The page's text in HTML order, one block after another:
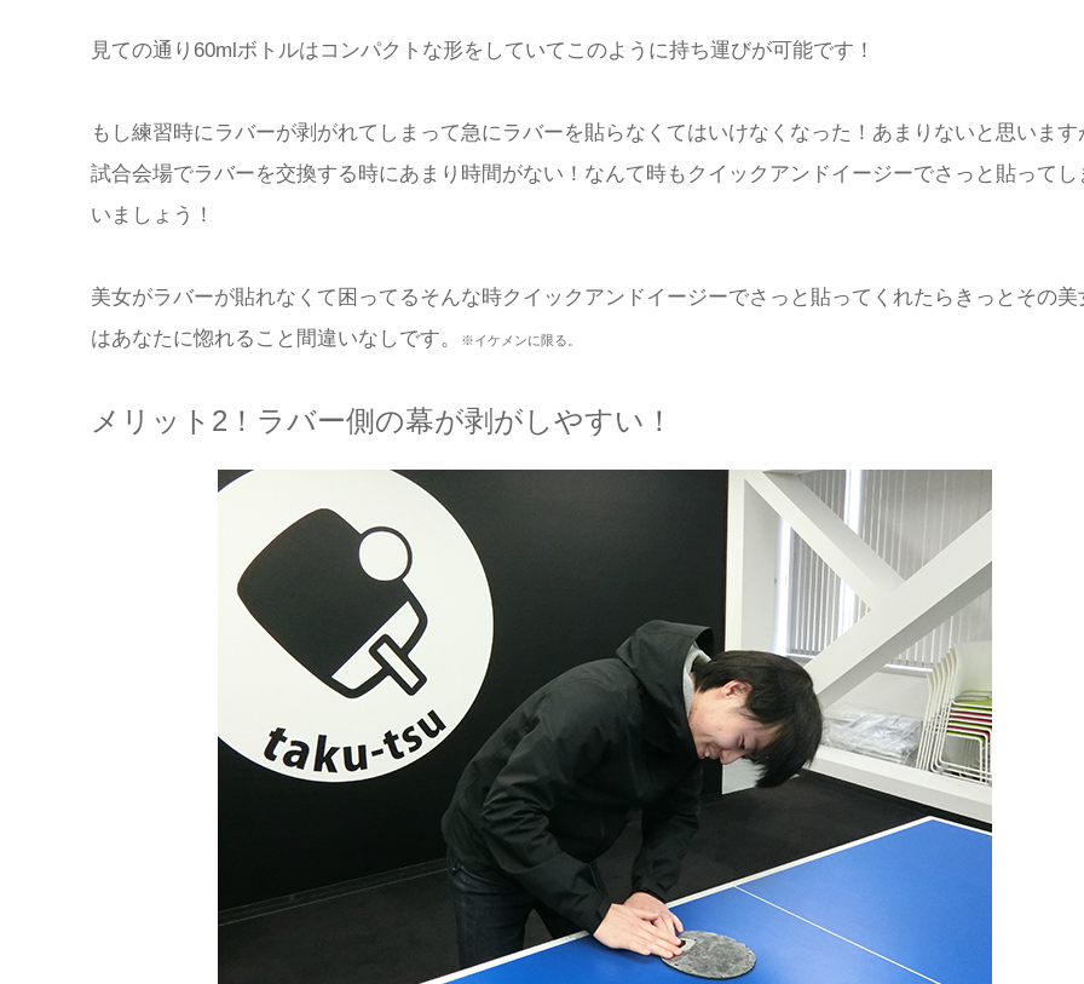
見ての通り60mlボトルはコンパクトな形をしていてこのように持ち運びが可能です！
もし練習時にラバーが剥がれてしまって急にラバーを貼らなくてはいけなくなった！あまりないと思います
試合会場でラバーを交換する時にあまり時間がない！なんて時もクイックアンドイージーでさっと貼ってし
いましょう！
美女がラバーが貼れなくて困ってるそんな時クイックアンドイージーでさっと貼ってくれたらきっとその美
はあなたに惚れること間違いなしです。
※イケメンに限る。
メリット2！ラバー側の幕が剥がしやすい！